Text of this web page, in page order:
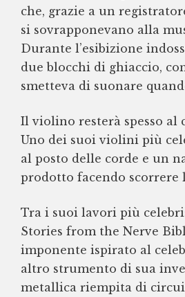
che, grazie a un
si sovrapponevano alla
Durante l’esibizione
due blocchi di ghiaccio,
smetteva di suonare
Il violino resterà spesso al
Uno dei suoi violini più
al posto delle corde e un
prodotto facendo scorrere
Tra i suoi lavori più
Stories from the Nerve
imponente ispirato al
altro strumento di sua
metallica riempita di